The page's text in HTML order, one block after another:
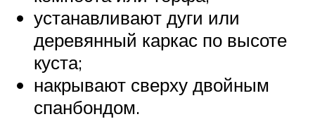
устанавливают дуги или
деревянный каркас по высоте
куста;
накрывают сверху двойным
спанбондом.